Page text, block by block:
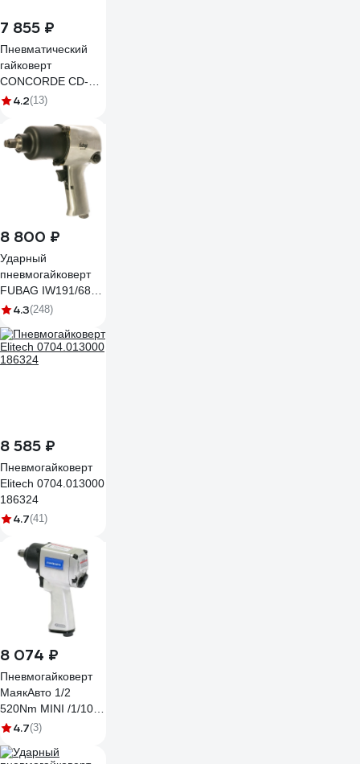
7 855 ₽
Пневматический
гайковерт
CONCORDE CD-
IW720-12C 6619219
4.2(13)
8 800 ₽
Ударный
пневмогайковерт
FUBAG IW191/680
100110
4.3(248)
8 585 ₽
Пневмогайковерт
Elitech 0704.013000
186324
4.7(41)
8 074 ₽
Пневмогайковерт
МаякАвто 1/2
520Nm MINI /1/10_
52281м
4.7(3)